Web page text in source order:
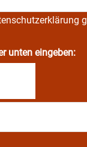
unten eingeben: